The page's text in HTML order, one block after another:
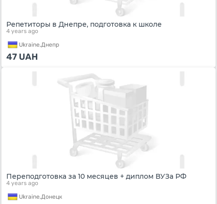
Репетиторы в Днепре, подготовка к школе
4 years ago
Ukraine,Днепр
47 UAH
Переподготовка за 10 месяцев + диплом ВУЗа РФ
4 years ago
Ukraine,Донецк